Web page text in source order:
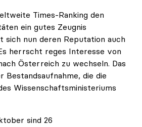
Times-Ranking den
ein gutes Zeugnis
sich nun deren Reputation auch
herrscht reges Interesse von
Österreich zu wechseln. Das
Bestandsaufnahme, die die
Wissenschaftsministeriums
sind 26